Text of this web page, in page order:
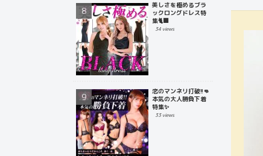
美しさを極めるブラ
ックロングドレス特
集🐈‍⬛
34 views
恋のマンネリ打破!!👊
本気の大人勝負下着
特集✨
33 views